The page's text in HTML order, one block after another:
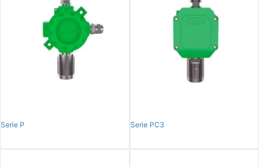
Serie P Serie PC3